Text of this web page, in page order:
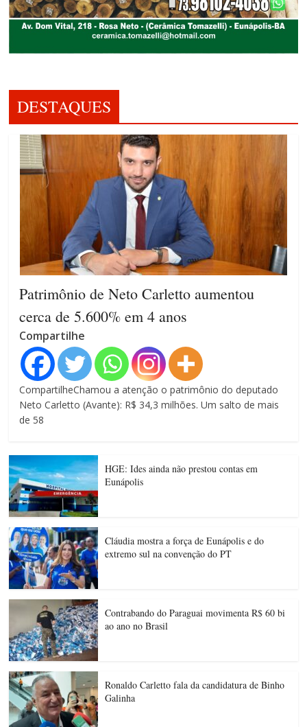
DESTAQUES
Patrimônio de Neto Carletto aumentou
cerca de 5.600% em 4 anos
Compartilhe
CompartilheChamou a atenção o patrimônio do deputado
Neto Carletto (Avante): R$ 34,3 milhões. Um salto de mais
de 58
HGE: Ides ainda não prestou contas em
Eunápolis
Cláudia mostra a força de Eunápolis e do
extremo sul na convenção do PT
Contrabando do Paraguai movimenta R$ 60 bi
ao ano no Brasil
Ronaldo Carletto fala da candidatura de Binho
Galinha